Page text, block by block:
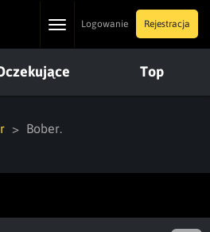
ToggleLogowanie Rejestracja
Top
Bober.